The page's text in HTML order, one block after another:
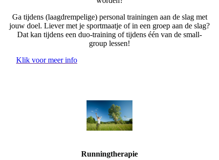
Ga tijdens (laagdrempelige) personal trainingen aan de slag met
jouw doel. Liever met je sportmaatje of in een groep aan de slag?
Dat kan tijdens een duo-training of tijdens één van de small-
group lessen!
Klik voor meer info
Runningtherapie